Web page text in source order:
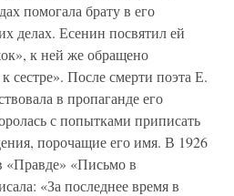
помогала брату в его
делах. Есенин посвятил ей
к ней же обращено
сестре». После смерти поэта Е.
в пропаганде его
с попытками приписать
порочащие его имя. В 1926
«Правде» «Письмо в
«За последнее время в